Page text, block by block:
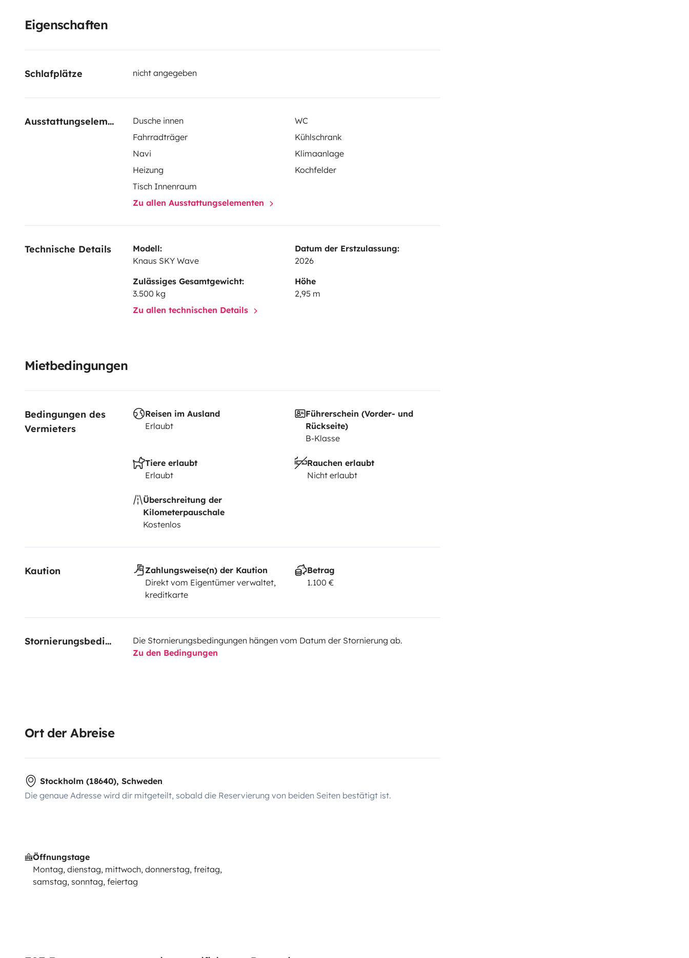
Die Kaution von 12.000,00 SEK wirst du direkt vor Ort bei der Fahrzeugübernahme
Eigenschaften
Schlafplätze nicht angegeben
Ausstattungselemente Dusche innen
WC
Fahrradträger
Kühlschrank
Navi
Klimaanlage
Heizung
Kochfelder
Tisch Innenraum
Zu allen Ausstattungselementen
Technische Details
Modell:
Knaus SKY Wave
Datum der Erstzulassung:
2026
Zulässiges Gesamtgewicht:
3.500 kg
Höhe
2,95 m
Zu allen technischen Details
Mietbedingungen
Bedingungen des
Vermieters
Reisen im Ausland
Erlaubt
Führerschein (Vorder- und
Rückseite)
B-Klasse
Tiere erlaubt
Erlaubt
Rauchen erlaubt
Nicht erlaubt
Überschreitung der
Kilometerpauschale
Kostenlos
Kaution
Zahlungsweise(n) der Kaution
Direkt vom Eigentümer verwaltet,
kreditkarte
Betrag
1.100 €
Stornierungsbedingungen
Die Stornierungsbedingungen hängen vom Datum der Stornierung ab.
Zu den Bedingungen
Ort der Abreise
Stockholm (18640), Schweden
Die genaue Adresse wird dir mitgeteilt, sobald die Reservierung von beiden Seiten bestätigt ist.
Öffnungstage
Montag, dienstag, mittwoch, donnerstag, freitag,
samstag, sonntag, feiertag